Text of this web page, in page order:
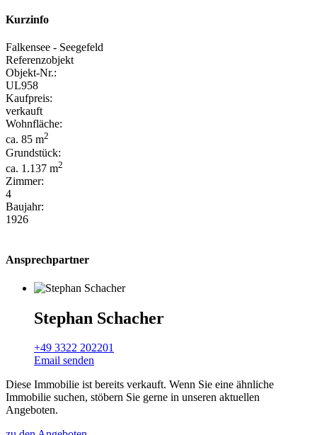
Kurzinfo
Falkensee - Seegefeld
Referenzobjekt
Objekt-Nr.:
UL958
Kaufpreis:
verkauft
Wohnfläche:
ca. 85 m2
Grundstück:
ca. 1.137 m2
Zimmer:
4
Baujahr:
1926
Ansprechpartner
Stephan Schacher
+49 3322 202201
Email senden
Diese Immobilie ist bereits verkauft. Wenn Sie eine ähnliche
Immobilie suchen, stöbern Sie gerne in unseren aktuellen
Angeboten.